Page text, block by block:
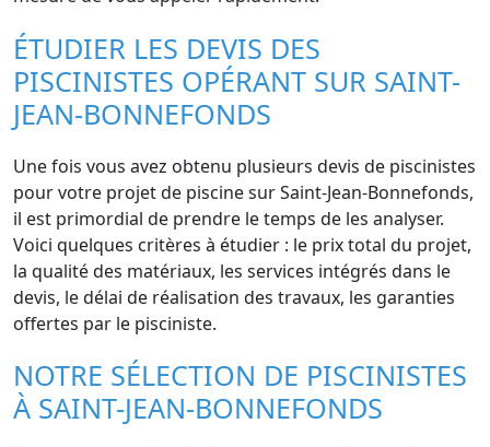
ÉTUDIER LES DEVIS DES
PISCINISTES OPÉRANT SUR SAINT-
JEAN-BONNEFONDS
Une fois vous avez obtenu plusieurs devis de piscinistes
pour votre projet de piscine sur Saint-Jean-Bonnefonds,
il est primordial de prendre le temps de les analyser.
Voici quelques critères à étudier : le prix total du projet,
la qualité des matériaux, les services intégrés dans le
devis, le délai de réalisation des travaux, les garanties
offertes par le pisciniste.
NOTRE SÉLECTION DE PISCINISTES
À SAINT-JEAN-BONNEFONDS